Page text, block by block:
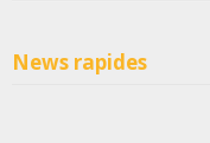
News rapides